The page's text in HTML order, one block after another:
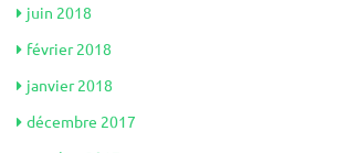
juin 2018
février 2018
janvier 2018
décembre 2017